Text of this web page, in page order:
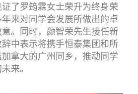
了罗筠霖女士荣升为终身荣
来对同学会发展所做出的卓
。同时，颜智荣先生接任新
中表示将携手恒泰集团和所
拿大的广州同乡，推动同学
来。